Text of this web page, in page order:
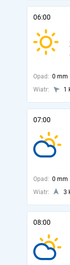
06:00
Opad: 0 mm
Wiatr:
1
07:00
Opad: 0 mm
Wiatr:
3
08:00